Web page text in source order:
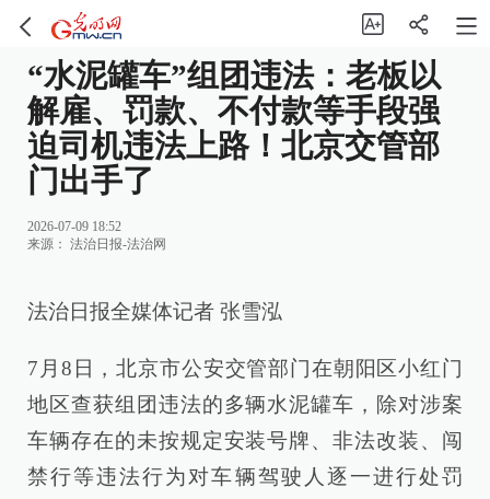
“水泥罐车”组团违法：老板以
解雇、罚款、不付款等手段强
迫司机违法上路！北京交管部
门出手了
2026-07-09 18:52
来源： 法治日报-法治网
法治日报全媒体记者 张雪泓
7月8日，北京市公安交管部门在朝阳区小红门
地区查获组团违法的多辆水泥罐车，除对涉案
车辆存在的未按规定安装号牌、非法改装、闯
禁行等违法行为对车辆驾驶人逐一进行处罚